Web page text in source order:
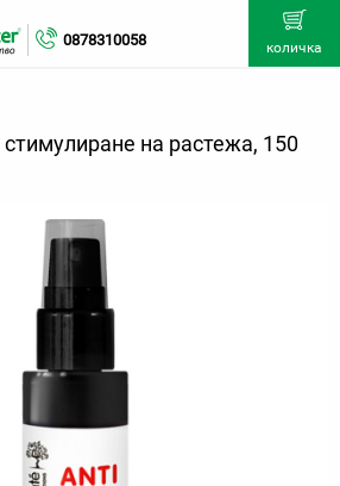
0878310058 количка
на растежа, 150